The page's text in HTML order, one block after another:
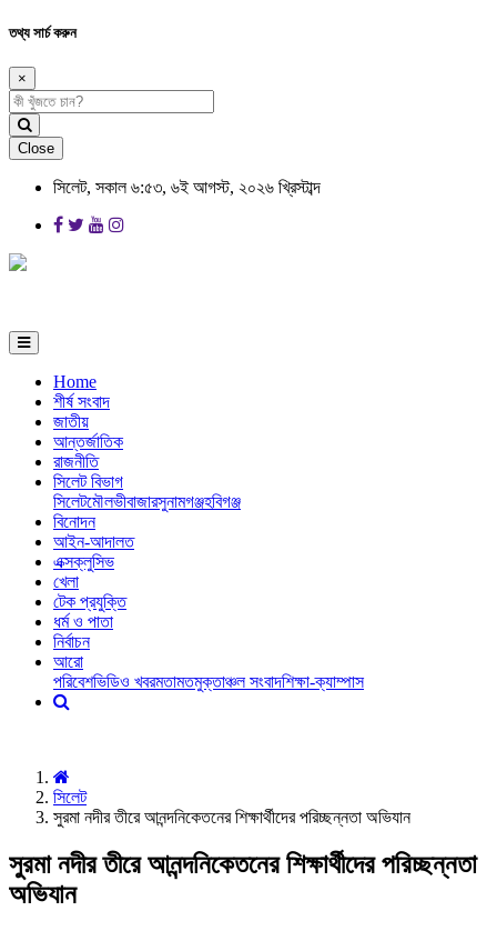
তথ্য সার্চ করুন
×
Close
সিলেট, সকাল ৬:৫৩, ৬ই আগস্ট, ২০২৬ খ্রিস্টাব্দ
Home
শীর্ষ সংবাদ
জাতীয়
আন্তর্জাতিক
রাজনীতি
সিলেট বিভাগ
সিলেটমৌলভীবাজারসুনামগঞ্জহবিগঞ্জ
বিনোদন
আইন-আদালত
এক্সক্লুসিভ
খেলা
টেক প্রযুক্তি
ধর্ম ও পাতা
নির্বাচন
আরো
পরিবেশভিডিও খবরমতামতমুক্তাঞ্চল সংবাদশিক্ষা-ক্যাম্পাস
সিলেট
সুরমা নদীর তীরে আনন্দনিকেতনের শিক্ষার্থীদের পরিচ্ছন্নতা অভিযান
সুরমা নদীর তীরে আনন্দনিকেতনের শিক্ষার্থীদের পরিচ্ছন্নতা
অভিযান